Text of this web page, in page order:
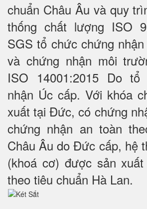
chuẩn Châu Âu và quy
thống chất lượng ISO
SGS tổ chức chứng
và chứng nhận môi
ISO 14001:2015 Do
nhận Úc cấp. Với khóa
xuất tại Đức, có chứng
chứng nhận an toàn
Châu Âu do Đức cấp, hệ
(khoá cơ) được sản
theo tiêu chuẩn Hà Lan.